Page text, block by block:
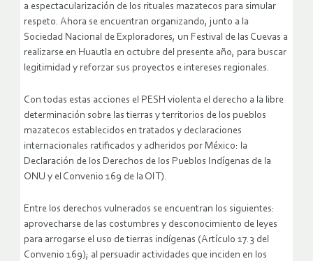
a espectacularización de los rituales mazatecos para simular
respeto. Ahora se encuentran organizando, junto a la
Sociedad Nacional de Exploradores, un Festival de las Cuevas a
realizarse en Huautla en octubre del presente año, para buscar
legitimidad y reforzar sus proyectos e intereses regionales.
Con todas estas acciones el PESH violenta el derecho a la libre
determinación sobre las tierras y territorios de los pueblos
mazatecos establecidos en tratados y declaraciones
internacionales ratificados y adheridos por México: la
Declaración de los Derechos de los Pueblos Indígenas de la
ONU y el Convenio 169 de la OIT).
Entre los derechos vulnerados se encuentran los siguientes:
aprovecharse de las costumbres y desconocimiento de leyes
para arrogarse el uso de tierras indígenas (Artículo 17.3 del
Convenio 169); al persuadir actividades que inciden en los